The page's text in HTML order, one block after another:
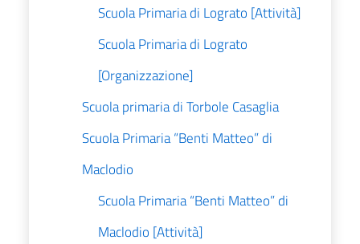
Scuola Primaria di Lograto [Attività]
Scuola Primaria di Lograto
[Organizzazione]
Scuola primaria di Torbole Casaglia
Scuola Primaria “Benti Matteo” di
Maclodio
Scuola Primaria “Benti Matteo” di
Maclodio [Attività]